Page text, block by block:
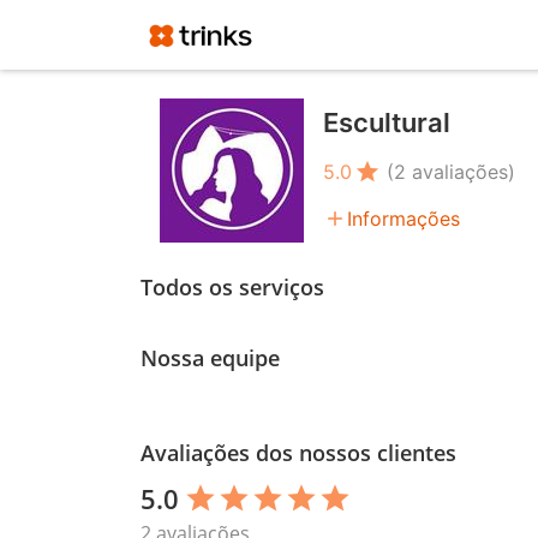
Escultural
5.0 star (2 avaliações)
add Informações
Todos os serviços
Nossa equipe
Avaliações dos nossos clientes
5.0 star star star star star
2 avaliações